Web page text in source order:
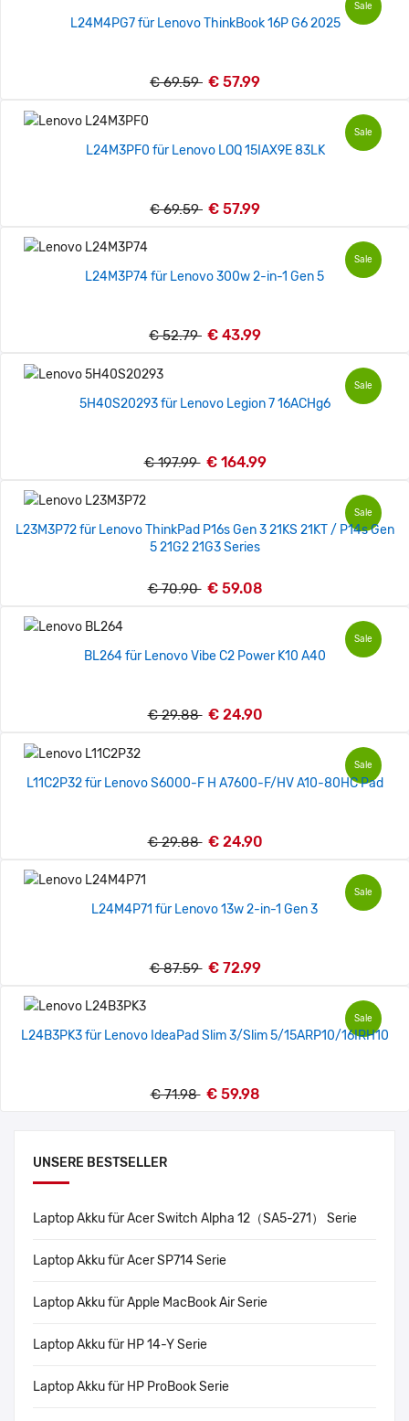
UNSERE BESTSELLER
Laptop Akku für Acer Switch Alpha 12（SA5-271） Serie
Laptop Akku für Acer SP714 Serie
Laptop Akku für Apple MacBook Air Serie
Laptop Akku für HP 14-Y Serie
Laptop Akku für HP ProBook Serie
Sale
L24M4PG7 für Lenovo ThinkBook 16P G6 2025
€ 69.59 € 57.99
Sale
L24M3PF0 für Lenovo LOQ 15IAX9E 83LK
€ 69.59 € 57.99
Sale
L24M3P74 für Lenovo 300w 2-in-1 Gen 5
€ 52.79 € 43.99
Sale
5H40S20293 für Lenovo Legion 7 16ACHg6
€ 197.99 € 164.99
Sale
L23M3P72 für Lenovo ThinkPad P16s Gen 3 21KS 21KT / P14s Gen
5 21G2 21G3 Series
€ 70.90 € 59.08
Sale
BL264 für Lenovo Vibe C2 Power K10 A40
€ 29.88 € 24.90
Sale
L11C2P32 für Lenovo S6000-F H A7600-F/HV A10-80HC Pad
€ 29.88 € 24.90
Sale
L24M4P71 für Lenovo 13w 2-in-1 Gen 3
€ 87.59 € 72.99
Sale
L24B3PK3 für Lenovo IdeaPad Slim 3/Slim 5/15ARP10/16IRH10
€ 71.98 € 59.98